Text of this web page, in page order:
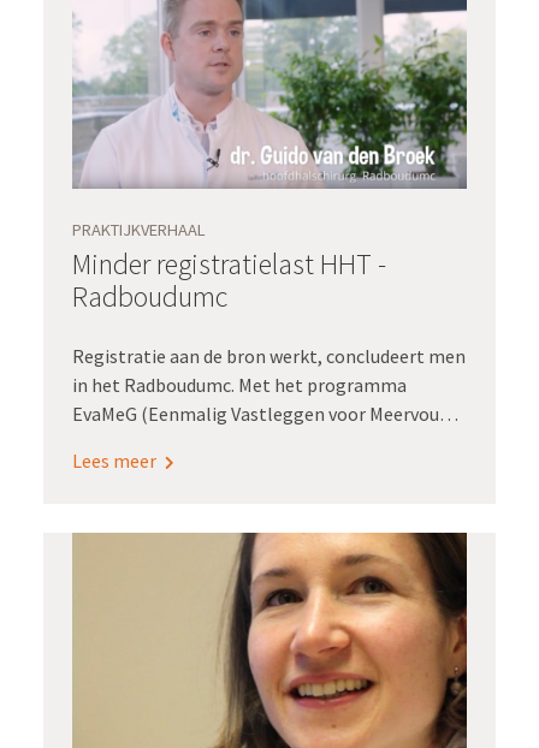
PRAKTIJKVERHAAL
Minder registratielast HHT -
Radboudumc
Registratie aan de bron werkt, concludeert men
in het Radboudumc. Met het programma
EvaMeG (Eenmalig Vastleggen voor Meervoudig
vastgelegd in het epd. ‘Met die data, daarmee
programmamanager EvaMeG in het
Radboudumc, kan het niet genoeg
Lees meer